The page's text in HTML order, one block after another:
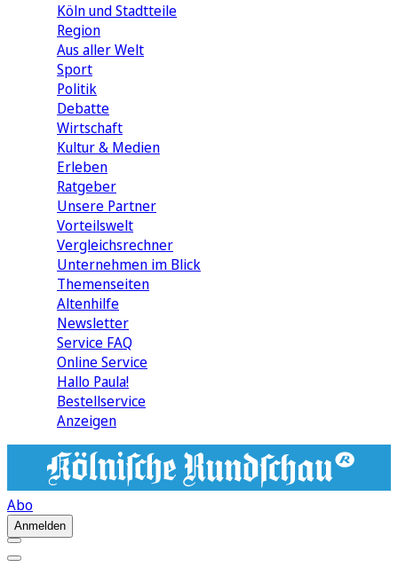
Köln und Stadtteile
Region
Aus aller Welt
Sport
Politik
Debatte
Wirtschaft
Kultur & Medien
Erleben
Ratgeber
Unsere Partner
Vorteilswelt
Vergleichsrechner
Unternehmen im Blick
Themenseiten
Altenhilfe
Newsletter
Service FAQ
Online Service
Hallo Paula!
Bestellservice
Anzeigen
Abo
Anmelden